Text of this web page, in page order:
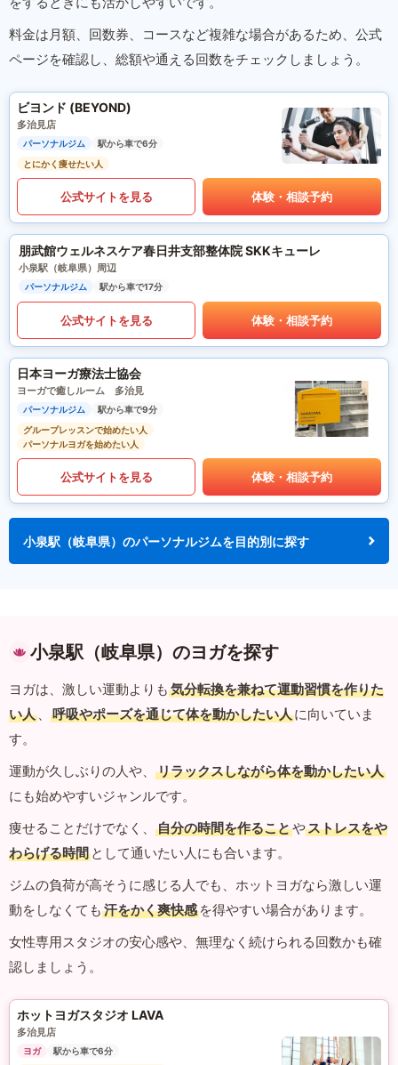
料金は月額、回数券、コースなど複雑な場合があるため、公式
ページを確認し、総額や通える回数をチェックしましょう。
ビヨンド (BEYOND)
多治見店
パーソナルジム
駅から車で6分
とにかく痩せたい人
公式サイトを見る 体験・相談予約
朋武館ウェルネスケア春日井支部整体院 SKKキューレ
小泉駅（岐阜県）周辺
パーソナルジム 駅から車で17分
公式サイトを見る 体験・相談予約
日本ヨーガ療法士協会
ヨーガで癒しルーム 多治見
パーソナルジム
駅から車で9分
グループレッスンで始めたい人
パーソナルヨガを始めたい人
公式サイトを見る 体験・相談予約
小泉駅（岐阜県）のパーソナルジムを目的別に探す
小泉駅（岐阜県）のヨガを探す
ヨガは、激しい運動よりも 気分転換を兼ねて運動習慣を作りた
い人 、 呼吸やポーズを通じて体を動かしたい人に向いていま
す。
運動が久しぶりの人や、
リラックスしながら体を動かしたい人
にも始めやすいジャンルです。
痩せることだけでなく、
自分の時間を作ることやストレスをや
わらげる時間 として通いたい人にも合います。
ジムの負荷が高そうに感じる人でも、ホットヨガなら激しい運
動をしなくても 汗をかく爽快感 を得やすい場合があります。
女性専用スタジオの安心感や、無理なく続けられる回数かも確
認しましょう。
ホットヨガスタジオ LAVA
多治見店
ヨガ
駅から車で6分